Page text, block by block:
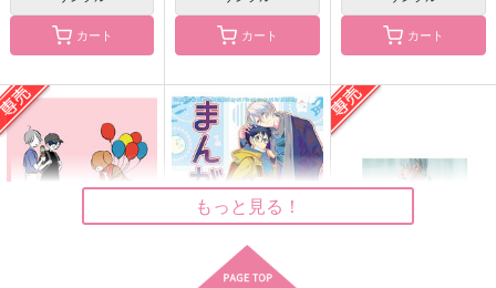
作品詳細 作品詳細 作品詳細
カート カート カート
もっと見る！